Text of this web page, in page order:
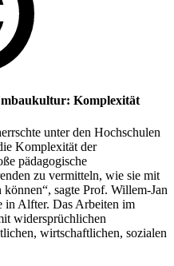
Komplexität
unter den Hochschulen
Komplexität der
pädagogische
zu vermitteln, wie sie mit
sagte Prof. Willem-Jan
in Alfter. Das Arbeiten im
widersprüchlichen
wirtschaftlichen, sozialen